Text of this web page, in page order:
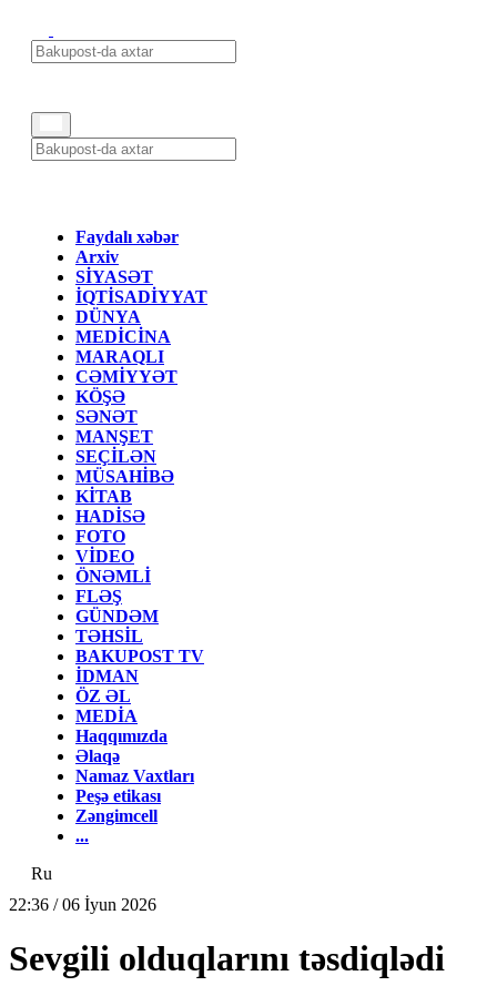
Faydalı xəbər
Arxiv
SİYASƏT
İQTİSADİYYAT
DÜNYA
MEDİCİNA
MARAQLI
CƏMİYYƏT
KÖŞƏ
SƏNƏT
MANŞET
SEÇİLƏN
MÜSAHİBƏ
KİTAB
HADİSƏ
FOTO
VİDEO
ÖNƏMLİ
FLƏŞ
GÜNDƏM
TƏHSİL
BAKUPOST TV
İDMAN
ÖZ ƏL
MEDİA
Haqqımızda
Əlaqə
Namaz Vaxtları
Peşə etikası
Zəngimcell
...
Ru
22:36 / 06 İyun 2026
Sevgili olduqlarını təsdiqlədi